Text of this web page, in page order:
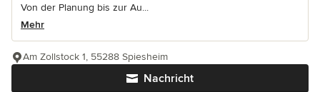
Von der Planung bis zur Au...
Mehr
Nachricht
Am Zollstock 1, 55288 Spiesheim